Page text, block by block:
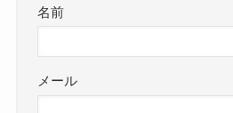
名前
メール